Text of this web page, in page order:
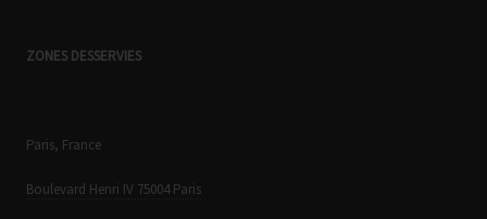
ZONES DESSERVIES
Paris, France
Boulevard Henri IV 75004 Paris